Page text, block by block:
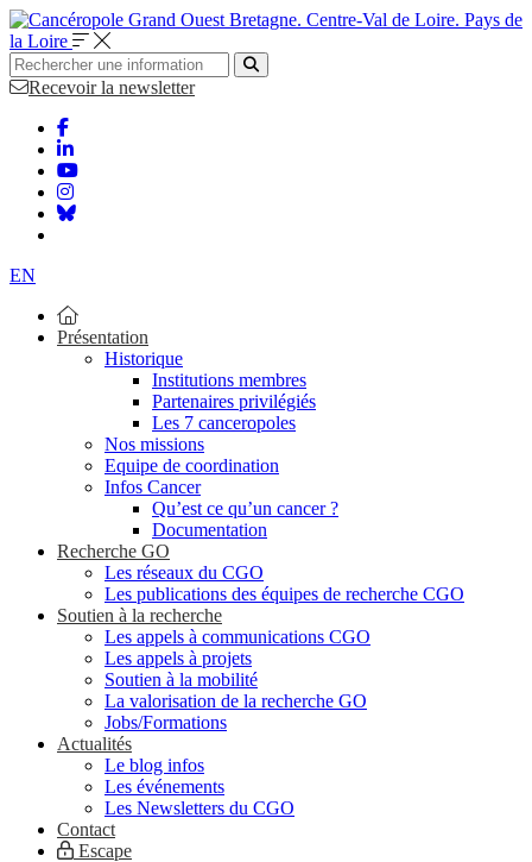
Bretagne. Centre-Val de Loire. Pays de
la Loire
Recevoir la newsletter
EN
Présentation
Historique
Institutions membres
Partenaires privilégiés
Les 7 canceropoles
Nos missions
Equipe de coordination
Infos Cancer
Qu’est ce qu’un cancer ?
Documentation
Recherche GO
Les réseaux du CGO
Les publications des équipes de recherche CGO
Soutien à la recherche
Les appels à communications CGO
Les appels à projets
Soutien à la mobilité
La valorisation de la recherche GO
Jobs/Formations
Actualités
Le blog infos
Les événements
Les Newsletters du CGO
Contact
Escape